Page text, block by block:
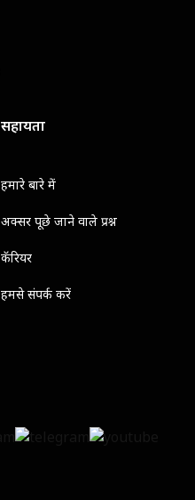
सहायता
हमारे बारे में
अक्सर पूछे जाने वाले प्रश्न
कॅरियर
हमसे संपर्क करें